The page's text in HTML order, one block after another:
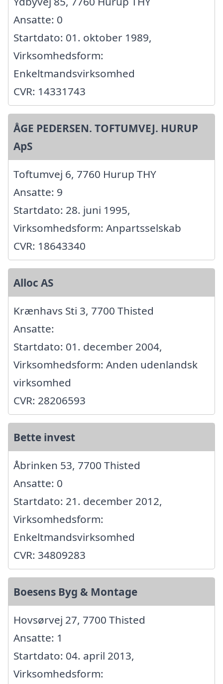
Ansatte: 0
Startdato: 01. oktober 1989,
Virksomhedsform:
Enkeltmandsvirksomhed
CVR: 14331743
ÅGE PEDERSEN. TOFTUMVEJ. HURUP
ApS
Toftumvej 6, 7760 Hurup THY
Ansatte: 9
Startdato: 28. juni 1995,
Virksomhedsform: Anpartsselskab
CVR: 18643340
Alloc AS
Krænhavs Sti 3, 7700 Thisted
Ansatte:
Startdato: 01. december 2004,
Virksomhedsform: Anden udenlandsk
virksomhed
CVR: 28206593
Bette invest
Åbrinken 53, 7700 Thisted
Ansatte: 0
Startdato: 21. december 2012,
Virksomhedsform:
Enkeltmandsvirksomhed
CVR: 34809283
Boesens Byg & Montage
Hovsørvej 27, 7700 Thisted
Ansatte: 1
Startdato: 04. april 2013,
Virksomhedsform: